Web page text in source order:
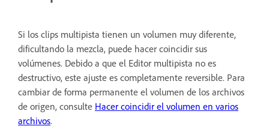
Si los clips multipista tienen un volumen muy diferente,
dificultando la mezcla, puede hacer coincidir sus
volúmenes. Debido a que el Editor multipista no es
destructivo, este ajuste es completamente reversible. Para
cambiar de forma permanente el volumen de los archivos
de origen, consulte Hacer coincidir el volumen en varios
archivos.